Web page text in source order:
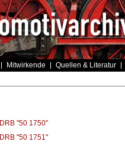
Mitwirkende Quellen & Literatur
DRB "50 1750"
DRB "50 1751"